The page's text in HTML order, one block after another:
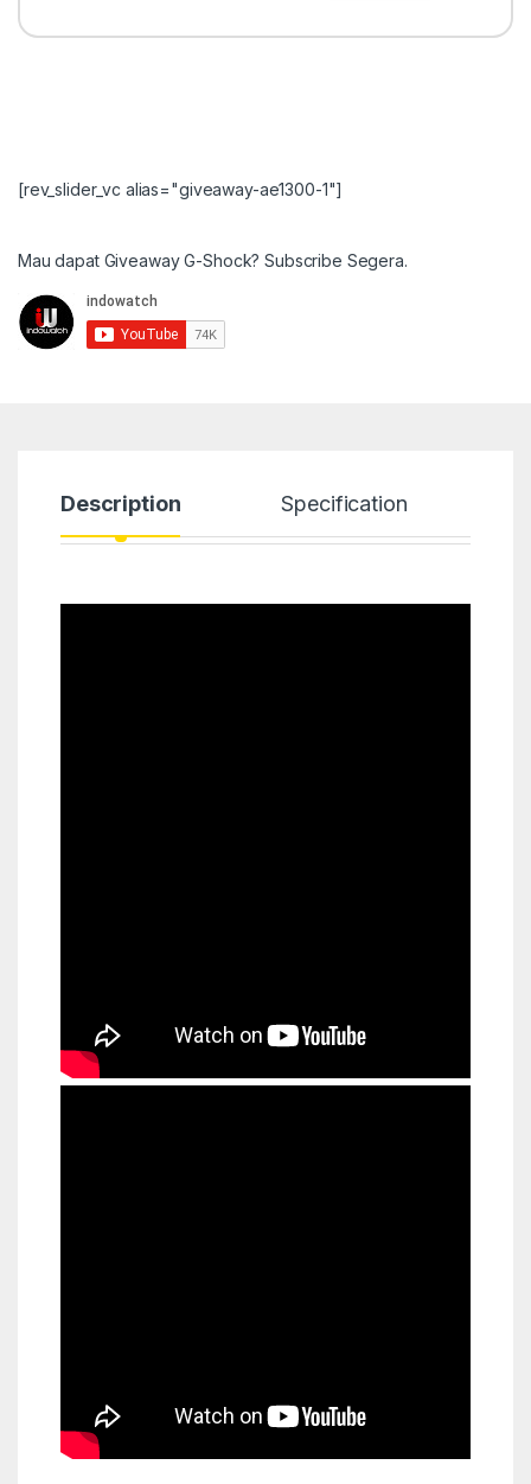
[rev_slider_vc alias="giveaway-ae1300-1"]
Mau dapat Giveaway G-Shock? Subscribe Segera.
Description Specification